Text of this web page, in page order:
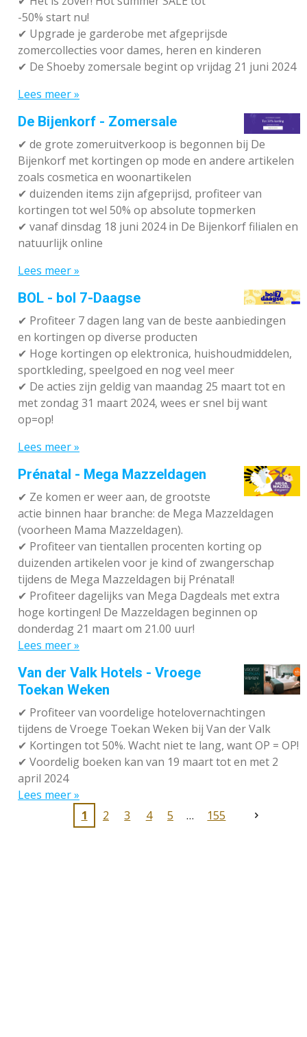
-50% start nu!
✔ Upgrade je garderobe met afgeprijsde
zomercollecties voor dames, heren en kinderen
✔ De Shoeby zomersale begint op vrijdag 21 juni 2024
Lees meer »
De Bijenkorf - Zomersale
✔ de grote zomeruitverkoop is begonnen bij De
Bijenkorf met kortingen op mode en andere artikelen
zoals cosmetica en woonartikelen
✔ duizenden items zijn afgeprijsd, profiteer van
kortingen tot wel 50% op absolute topmerken
✔ vanaf dinsdag 18 juni 2024 in De Bijenkorf filialen en
natuurlijk online
Lees meer »
BOL - bol 7-Daagse
✔ Profiteer 7 dagen lang van de beste aanbiedingen
en kortingen op diverse producten
✔ Hoge kortingen op elektronica, huishoudmiddelen,
sportkleding, speelgoed en nog veel meer
✔ De acties zijn geldig van maandag 25 maart tot en
met zondag 31 maart 2024, wees er snel bij want
op=op!
Lees meer »
Prénatal - Mega Mazzeldagen
✔ Ze komen er weer aan, de grootste
actie binnen haar branche: de Mega Mazzeldagen
(voorheen Mama Mazzeldagen).
✔ Profiteer van tientallen procenten korting op
duizenden artikelen voor je kind of zwangerschap
tijdens de Mega Mazzeldagen bij Prénatal!
✔ Profiteer dagelijks van Mega Dagdeals met extra
hoge kortingen! De Mazzeldagen beginnen op
donderdag 21 maart om 21.00 uur!
Lees meer »
Van der Valk Hotels - Vroege
Toekan Weken
✔ Profiteer van voordelige hotelovernachtingen
tijdens de Vroege Toekan Weken bij Van der Valk
✔ Kortingen tot 50%. Wacht niet te lang, want OP = OP!
✔ Voordelig boeken kan van 19 maart tot en met 2
april 2024
Lees meer »
1
2 3 4 5 155